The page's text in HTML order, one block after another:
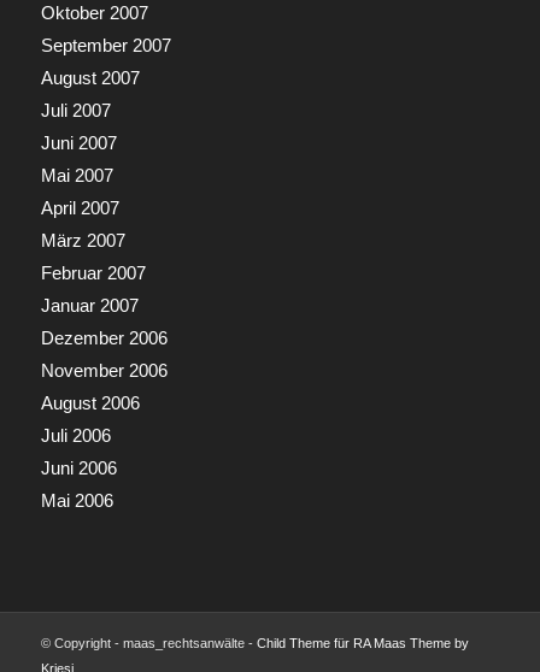
Oktober 2007
September 2007
August 2007
Juli 2007
Juni 2007
Mai 2007
April 2007
März 2007
Februar 2007
Januar 2007
Dezember 2006
November 2006
August 2006
Juli 2006
Juni 2006
Mai 2006
© Copyright - maas_rechtsanwälte - Child Theme für RA Maas Theme by
Kriesi